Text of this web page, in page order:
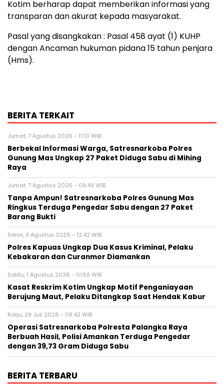
Kotim berharap dapat memberikan informasi yang
transparan dan akurat kepada masyarakat.
Pasal yang disangkakan : Pasal 458 ayat (1) KUHP
dengan Ancaman hukuman pidana 15 tahun penjara
(Hms).
BERITA TERKAIT
Jumat, 7 Agustus 2026 - 11:10 WIB
Berbekal Informasi Warga, Satresnarkoba Polres
Gunung Mas Ungkap 27 Paket Diduga Sabu di Mihing
Raya
Jumat, 7 Agustus 2026 - 09:49 WIB
Tanpa Ampun! Satresnarkoba Polres Gunung Mas
Ringkus Terduga Pengedar Sabu dengan 27 Paket
Barang Bukti
Senin, 3 Agustus 2026 - 12:42 WIB
Polres Kapuas Ungkap Dua Kasus Kriminal, Pelaku
Kebakaran dan Curanmor Diamankan
Sabtu, 1 Agustus 2026 - 01:59 WIB
Kasat Reskrim Kotim Ungkap Motif Penganiayaan
Berujung Maut, Pelaku Ditangkap Saat Hendak Kabur
Rabu, 29 Juli 2026 - 08:42 WIB
Operasi Satresnarkoba Polresta Palangka Raya
Berbuah Hasil, Polisi Amankan Terduga Pengedar
dengan 39,73 Gram Diduga Sabu
BERITA TERBARU